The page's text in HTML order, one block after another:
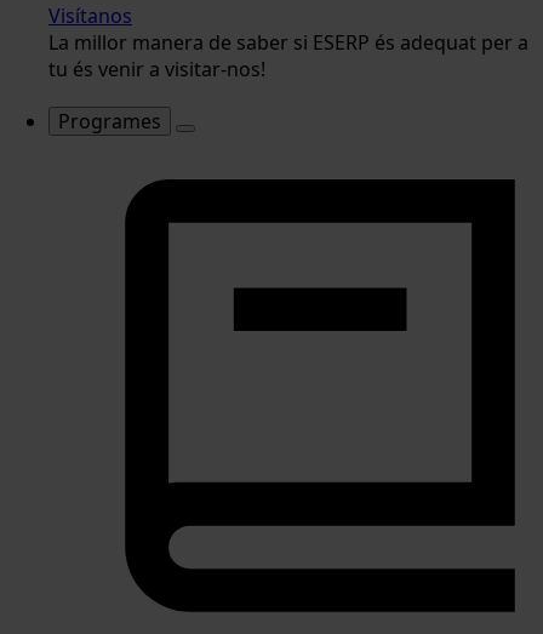
Visítanos
La millor manera de saber si ESERP és adequat per a
tu és venir a visitar-nos!
Programes